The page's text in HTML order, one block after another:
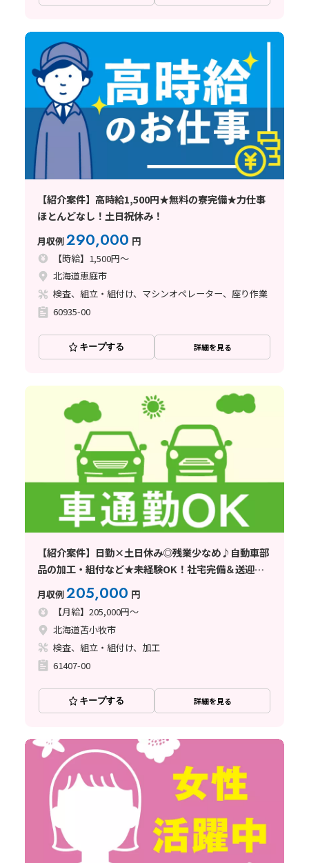
【紹介案件】高時給1,500円★無料の寮完備★力仕事
ほとんどなし！土日祝休み！
月収例290,000 円
【時給】1,500円～
北海道恵庭市
検査、組立・組付け、マシンオペレーター、座り作業
60935-00
キープする 詳細を見る
【紹介案件】日勤×土日休み◎残業少なめ♪自動車部
品の加工・組付など★未経験OK！社宅完備＆送迎あ
月収例205,000 円
【月給】205,000円～
北海道苫小牧市
検査、組立・組付け、加工
61407-00
キープする 詳細を見る